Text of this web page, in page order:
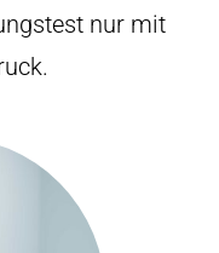
nur mit